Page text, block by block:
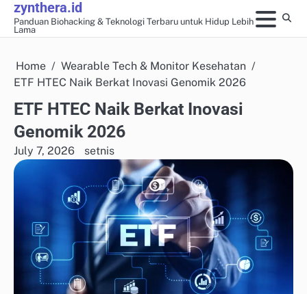
Skip
content
zynthera.id
Panduan Biohacking & Teknologi Terbaru untuk Hidup Lebih
Lama
Home
Wearable Tech & Monitor Kesehatan
ETF HTEC Naik Berkat Inovasi Genomik 2026
ETF HTEC Naik Berkat Inovasi
Genomik 2026
July 7, 2026 setnis